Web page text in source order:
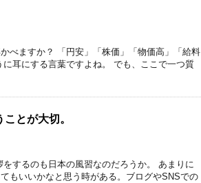
べますか？ 「円安」「株価」「物価高」「給料
耳にする言葉ですよね。 でも、ここで一つ質
とが大切。
するのも日本の風習なのだろうか。 あまりに
もいいかなと思う時がある。ブログやSNSでの